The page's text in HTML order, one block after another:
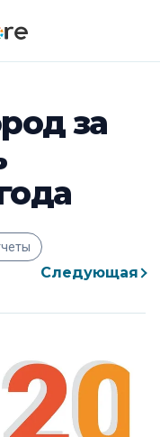
за
Следующая